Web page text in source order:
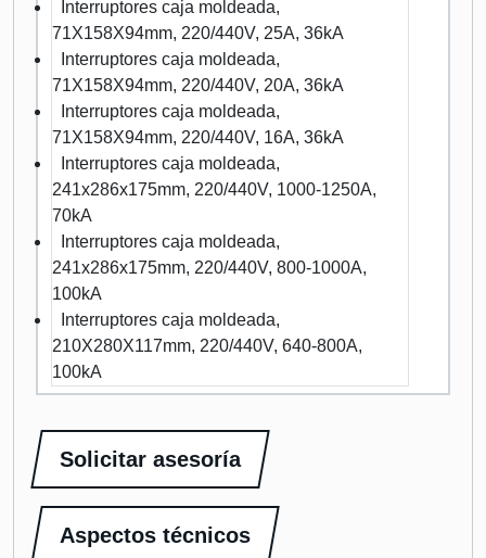
Interruptores caja moldeada,
71X158X94mm, 220/440V, 25A, 36kA
Interruptores caja moldeada,
71X158X94mm, 220/440V, 20A, 36kA
Interruptores caja moldeada,
71X158X94mm, 220/440V, 16A, 36kA
Interruptores caja moldeada,
241x286x175mm, 220/440V, 1000-1250A,
70kA
Interruptores caja moldeada,
241x286x175mm, 220/440V, 800-1000A,
100kA
Interruptores caja moldeada,
210X280X117mm, 220/440V, 640-800A,
100kA
Solicitar asesoría
Aspectos técnicos